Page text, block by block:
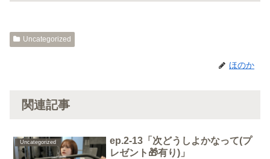
Uncategorized
ほのか
関連記事
Uncategorized
ep.2-13「次どうしよかなって(プ
レゼント🎁有り)」